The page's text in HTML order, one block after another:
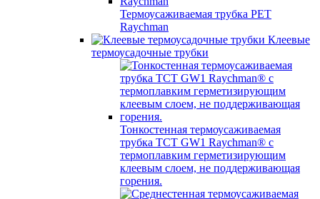
Термоусаживаемая трубка PET
Raychman
Клеевые
термоусадочные трубки
Тонкостенная термоусаживаемая
трубка TCT GW1 Raychman® с
термоплавким герметизирующим
клеевым слоем, не поддерживающая
горения.